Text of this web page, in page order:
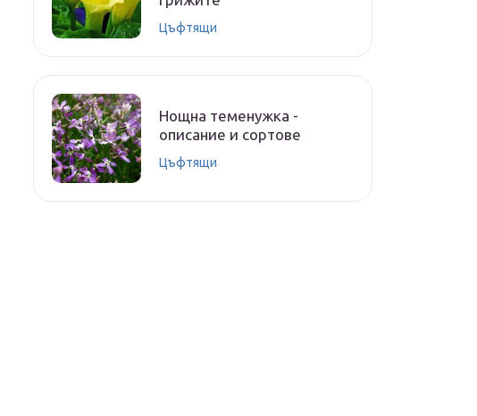
Цъфтящи
Нощна теменужка -
описание и сортове
Цъфтящи